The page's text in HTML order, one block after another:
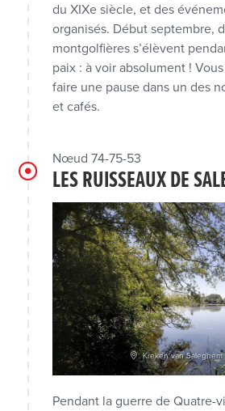
du XIXe siècle, et des
organisés. Début septembre,
montgolfières s’élèvent
paix : à voir absolument !
faire une pause dans un des
et cafés.
Nœud 74-75-53
LES RUISSEAUX DE
Kreken van Saleghem
Pendant la guerre de Quatre-